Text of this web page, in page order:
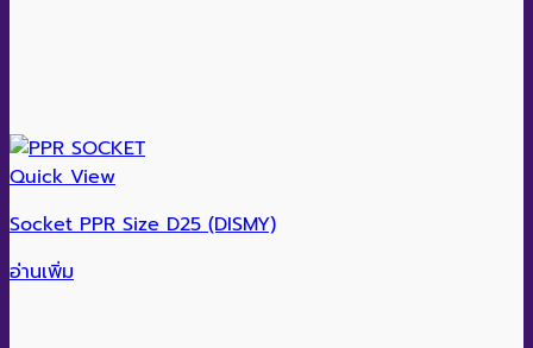
Quick View
Socket PPR Size D25 (DISMY)
อ่านเพิ่ม